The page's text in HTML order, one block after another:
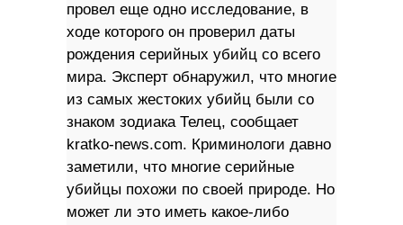
провел еще одно исследование, в
ходе которого он проверил даты
рождения серийных убийц со всего
мира. Эксперт обнаружил, что многие
из самых жестоких убийц были со
знаком зодиака Телец, сообщает
kratko-news.com. Криминологи давно
заметили, что многие серийные
убийцы похожи по своей природе. Но
может ли это иметь какое-либо